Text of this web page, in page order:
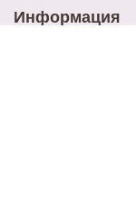
Информация